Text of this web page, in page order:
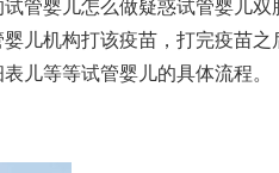
试管婴儿怎么做疑惑试管婴儿双
婴儿机构打该疫苗，打完疫苗之
表 儿等等试管婴儿的具体流程。